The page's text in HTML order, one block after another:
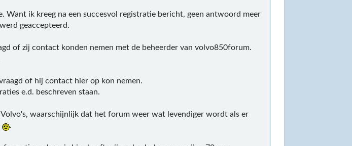
Want ik kreeg na een succesvol registratie bericht, geen antwoord meer
geaccepteerd.
of zij contact konden nemen met de beheerder van volvo850forum.
of hij contact hier op kon nemen.
e.d. beschreven staan.
Volvo's, waarschijnlijk dat het forum weer wat levendiger wordt als er
.